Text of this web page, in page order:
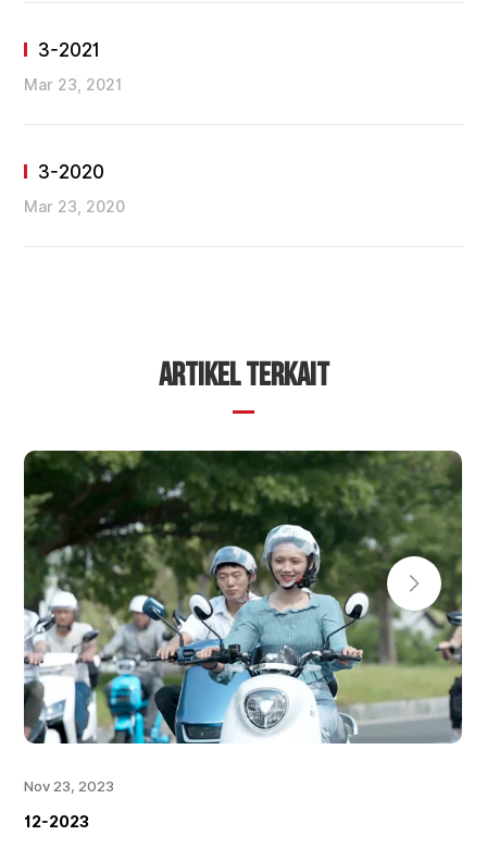
3-2021
Mar 23, 2021
3-2020
Mar 23, 2020
ARTIKEL TERKAIT
Nov 23, 2023
12-2023